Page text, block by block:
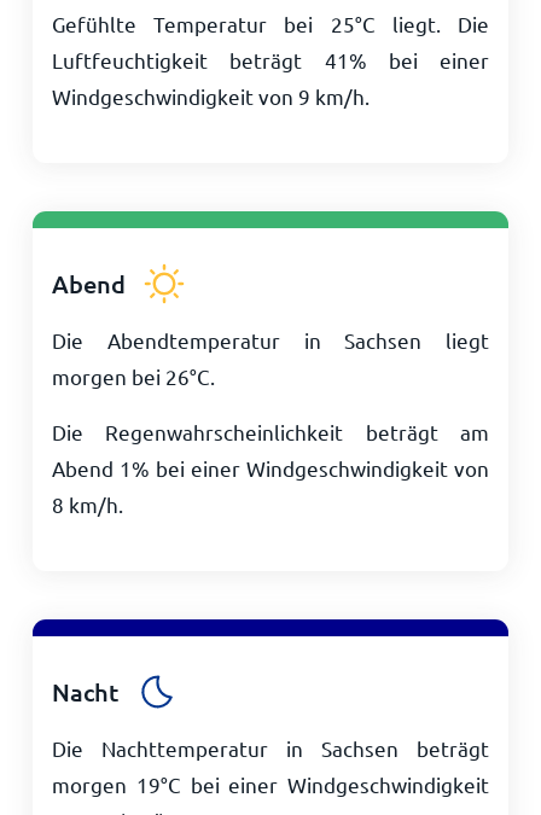
Gefühlte Temperatur bei 25°C liegt. Die
Luftfeuchtigkeit beträgt 41% bei einer
Windgeschwindigkeit von 9 km/h
Abend
Die Abendtemperatur in Sachsen liegt
morgen bei 26°C
Die Regenwahrscheinlichkeit beträgt am
Abend 1% bei einer Windgeschwindigkeit von
8 km/h
Nacht
Die Nachttemperatur in Sachsen beträgt
morgen 19°C bei einer Windgeschwindigkeit